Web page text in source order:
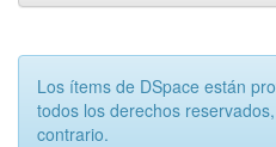
Los ítems de DSpace están
todos los derechos
contrario.